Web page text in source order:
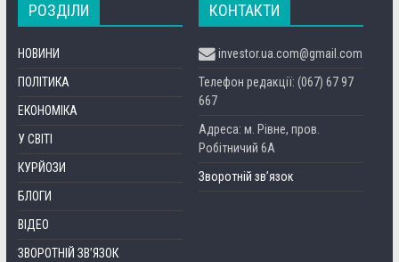
РОЗДІЛИ
НОВИНИ
ПОЛІТИКА
ЕКОНОМІКА
У СВІТІ
КУРЙОЗИ
БЛОГИ
ВІДЕО
ЗВОРОТНІЙ ЗВ’ЯЗОК
КОНТАКТИ
investor.ua.com@gmail.com
Телефон редакції: (067) 67 97
667
Адреса: м. Рівне, пров.
Робітничий 6А
Зворотній зв’язок